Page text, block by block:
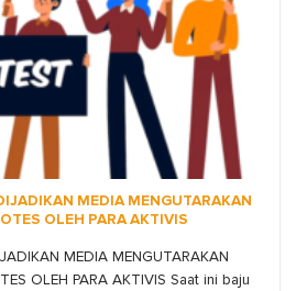
MEDIA MENGUTARAKAN
OLEH PARA AKTIVIS
MEDIA MENGUTARAKAN
OLEH PARA AKTIVIS Saat ini baju